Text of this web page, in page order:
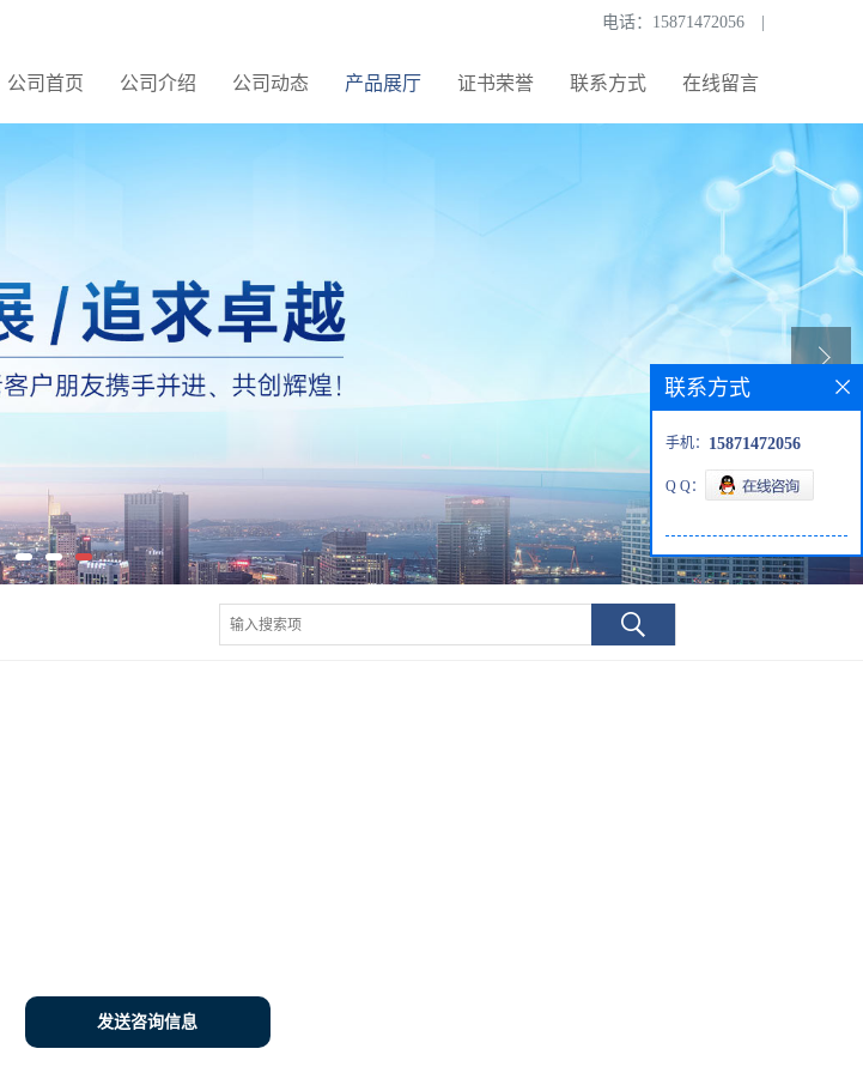
电话： 15871472056
公司首页 公司介绍 公司动态 产品展厅 证书荣誉 联系方式 在线留言
发送咨询信息
联系方式
手机： 15871472056
Q Q：